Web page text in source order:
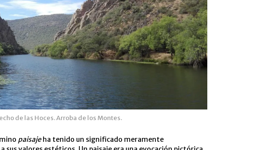
de las Hoces. Arroba de los Montes.
paisajeha tenido un significado meramente